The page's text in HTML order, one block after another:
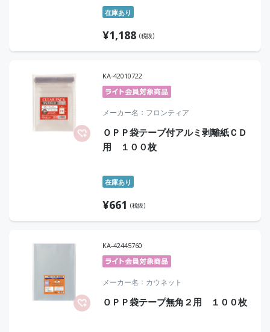
在庫あり
¥1,188 (税抜)
KA-42010722
メーカー名 フロンティア
ＯＰＰ袋テープ付アルミ剥離紙ＣＤ
用 １００枚
在庫あり
¥661 (税抜)
KA-42445760
メーカー名 カウネット
ＯＰＰ袋テープ無角２用 １００枚